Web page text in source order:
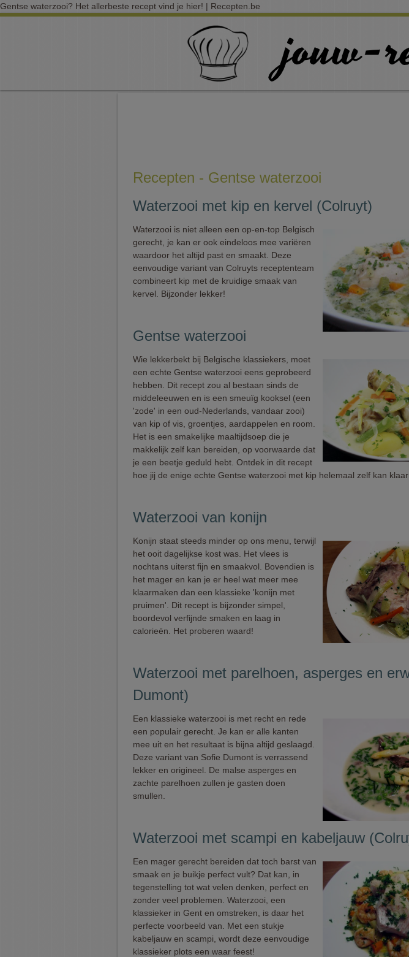
Gentse waterzooi? Het allerbeste recept vind je hier! | Recepten.be
Recepten - Gentse waterzooi
Waterzooi met kip en kervel (Colruyt)
Waterzooi is niet alleen een op-en-top Belgisch
gerecht, je kan er ook eindeloos mee variëren
waardoor het altijd past en smaakt. Deze
eenvoudige variant van Colruyts receptenteam
combineert kip met de kruidige smaak van
kervel. Bijzonder lekker!
Gentse waterzooi
Wie lekkerbekt bij Belgische klassiekers, moet
een echte Gentse waterzooi eens geprobeerd
hebben. Dit recept zou al bestaan sinds de
middeleeuwen en is een smeuïg kooksel (een
'zode' in een oud-Nederlands, vandaar zooi)
van kip of vis, groentjes, aardappelen en room.
Het is een smakelijke maaltijdsoep die je
makkelijk zelf kan bereiden, op voorwaarde dat
je een beetje geduld hebt. Ontdek in dit recept
hoe jij de enige echte Gentse waterzooi met kip helemaal zelf kan
Waterzooi van konijn
Konijn staat steeds minder op ons menu, terwijl
het ooit dagelijkse kost was. Het vlees is
nochtans uiterst fijn en smaakvol. Bovendien is
het mager en kan je er heel wat meer mee
klaarmaken dan een klassieke 'konijn met
pruimen'. Dit recept is bijzonder simpel,
boordevol verfijnde smaken en laag in
calorieën. Het proberen waard!
Waterzooi met parelhoen, asperges en
Dumont)
Een klassieke waterzooi is met recht en rede
een populair gerecht. Je kan er alle kanten
mee uit en het resultaat is bijna altijd geslaagd.
Deze variant van Sofie Dumont is verrassend
lekker en origineel. De malse asperges en
zachte parelhoen zullen je gasten doen
smullen.
Waterzooi met scampi en kabeljauw
Een mager gerecht bereiden dat toch barst van
smaak en je buikje perfect vult? Dat kan, in
tegenstelling tot wat velen denken, perfect en
zonder veel problemen. Waterzooi, een
klassieker in Gent en omstreken, is daar het
perfecte voorbeeld van. Met een stukje
kabeljauw en scampi, wordt deze eenvoudige
klassieker plots een waar feest!